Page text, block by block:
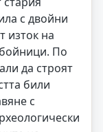
с двойни
изток на
По
да строят
били
с